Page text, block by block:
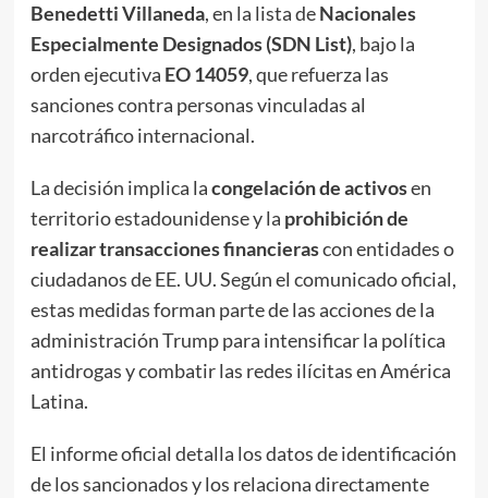
Benedetti Villaneda, en la lista deNacionales
Especialmente Designados (SDN List), bajo la
orden ejecutiva EO 14059, que refuerza las
sanciones contra personas vinculadas al
narcotráfico internacional.
La decisión implica lacongelación de activosen
territorio estadounidense y la prohibición de
realizar transacciones financierascon entidades o
ciudadanos de EE. UU. Según el comunicado oficial,
estas medidas forman parte de las acciones de la
administración Trump para intensificar la política
antidrogas y combatir las redes ilícitas en América
Latina.
El informe oficial detalla los datos de identificación
de los sancionados y los relaciona directamente